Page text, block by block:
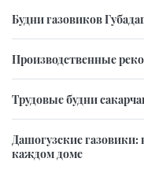
Будни газовиков
Производственные
Трудовые будни
Дашогузские
каждом доме